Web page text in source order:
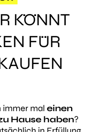
KÖNNT J
FÜR E
immer mal einen
Hause haben?